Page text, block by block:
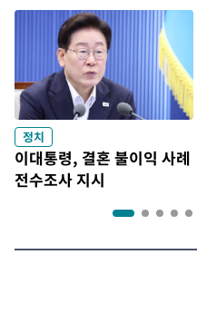
정치
이대통령, 결혼 불이익 사례
전수조사 지시